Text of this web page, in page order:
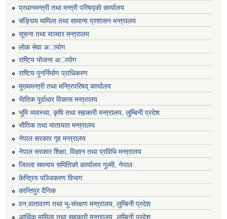
प्रधानमन्त्री तथा मन्त्री परिषद्काे कार्यालय
संङ्घिय मामिला तथा सामान्य प्रशासन मन्त्रालय
सूचना तथा सञ्चार मन्त्रालय
लाेक सेवा अायाेग
राष्टिय याेजना अायाेग
राष्टिय पुनर्निर्माण प्राधिकरण
मुख्यमन्त्री तथा मन्त्रिपरिषद् कार्यालय
भैातिक पूर्वाधार विकास मन्त्रालय
भूमि व्यवस्था, कृषि तथा सहकारी मन्त्रालय, लु्म्बिनी प्रदेश
भाैतिक तथा यातायात मन्त्रालय
नेपाल सरकार गृह मन्त्रालय
नेपाल सरकार शिक्षा, विज्ञान तथा प्रविधि मन्त्रालय
जिल्ला समन्वय समितिको कार्यालय गुल्मी, नेपाल
केन्द्रिय पञ्जिकरण विभाग
कान्तिपुर दैनिक
वन,वातावरण तथा भू-संरक्षण मन्त्रालय, लुम्बिनी प्रदेश
आर्थिक मामिला तथा सहकारी मन्त्रालय, लुम्बिनी प्रदेश